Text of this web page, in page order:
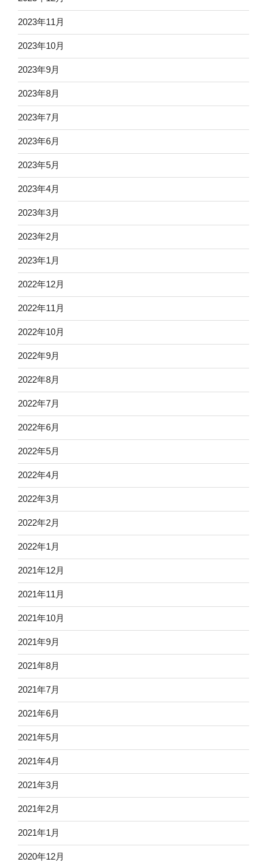
2023年11月
2023年10月
2023年9月
2023年8月
2023年7月
2023年6月
2023年5月
2023年4月
2023年3月
2023年2月
2023年1月
2022年12月
2022年11月
2022年10月
2022年9月
2022年8月
2022年7月
2022年6月
2022年5月
2022年4月
2022年3月
2022年2月
2022年1月
2021年12月
2021年11月
2021年10月
2021年9月
2021年8月
2021年7月
2021年6月
2021年5月
2021年4月
2021年3月
2021年2月
2021年1月
2020年12月